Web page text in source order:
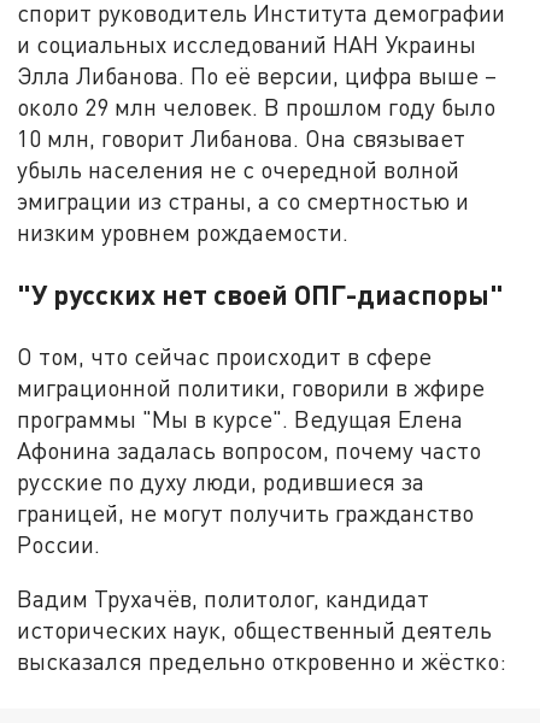
спорит руководитель Института демографии
и социальных исследований НАН Украины
Элла Либанова. По её версии, цифра выше –
около 29 млн человек. В прошлом году было
10 млн, говорит Либанова. Она связывает
убыль населения не с очередной волной
эмиграции из страны, а со смертностью и
низким уровнем рождаемости.
"У русских нет своей ОПГ-диаспоры"
О том, что сейчас происходит в сфере
миграционной политики, говорили в жфире
программы "Мы в курсе". Ведущая Елена
Афонина задалась вопросом, почему часто
русские по духу люди, родившиеся за
границей, не могут получить гражданство
России.
Вадим Трухачёв, политолог, кандидат
исторических наук, общественный деятель
высказался предельно откровенно и жёстко: